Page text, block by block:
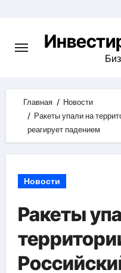
content
Главная
Новости
Ракеты упали на
реагирует падением
Новости
Ракеты